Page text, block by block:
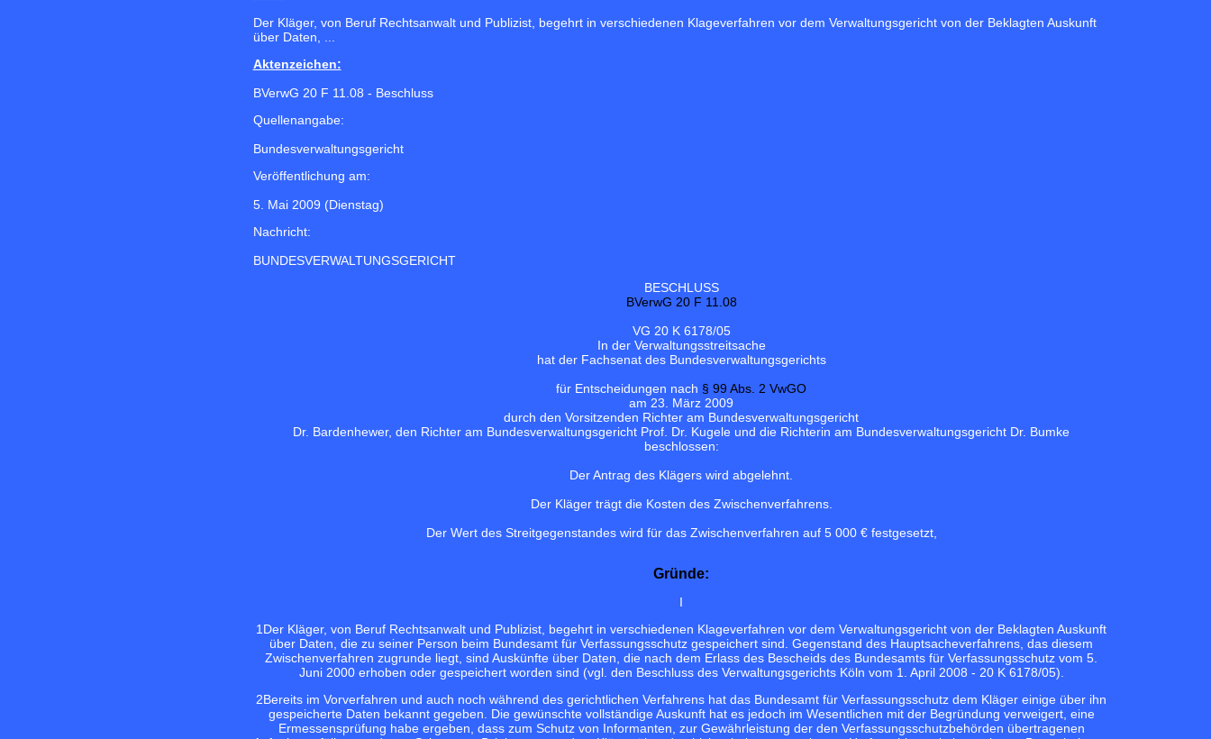
Der Kläger, von Beruf Rechtsanwalt und Publizist, begehrt in verschiedenen Klageverfahren vor dem Verwaltungsgericht von der Beklagten Auskunft
über Daten, ...
Aktenzeichen:
BVerwG 20 F 11.08 - Beschluss
Quellenangabe:
Bundesverwaltungsgericht
Veröffentlichung am:
5. Mai 2009 (Dienstag)
Nachricht:
BUNDESVERWALTUNGSGERICHT
BESCHLUSS
BVerwG 20 F 11.08
VG 20 K 6178/05
In der Verwaltungsstreitsache
hat der Fachsenat des Bundesverwaltungsgerichts
für Entscheidungen nach § 99 Abs. 2 VwGO
am 23. März 2009
durch den Vorsitzenden Richter am Bundesverwaltungsgericht
Dr. Bardenhewer, den Richter am Bundesverwaltungsgericht Prof. Dr. Kugele und die Richterin am Bundesverwaltungsgericht Dr. Bumke
beschlossen:
Der Antrag des Klägers wird abgelehnt.
Der Kläger trägt die Kosten des Zwischenverfahrens.
Der Wert des Streitgegenstandes wird für das Zwischenverfahren auf 5 000 € festgesetzt,
Gründe:
I
1 Der Kläger, von Beruf Rechtsanwalt und Publizist, begehrt in verschiedenen Klageverfahren vor dem Verwaltungsgericht von der Beklagten Auskunft
über Daten, die zu seiner Person beim Bundesamt für Verfassungsschutz gespeichert sind. Gegenstand des Hauptsacheverfahrens, das diesem
Zwischenverfahren zugrunde liegt, sind Auskünfte über Daten, die nach dem Erlass des Bescheids des Bundesamts für Verfassungsschutz vom 5.
Juni 2000 erhoben oder gespeichert worden sind (vgl. den Beschluss des Verwaltungsgerichts Köln vom 1. April 2008 - 20 K 6178/05).
2Bereits im Vorverfahren und auch noch während des gerichtlichen Verfahrens hat das Bundesamt für Verfassungsschutz dem Kläger einige über ihn
gespeicherte Daten bekannt gegeben. Die gewünschte vollständige Auskunft hat es jedoch im Wesentlichen mit der Begründung verweigert, eine
Ermessensprüfung habe ergeben, dass zum Schutz von Informanten, zur Gewährleistung der den Verfassungsschutzbehörden übertragenen